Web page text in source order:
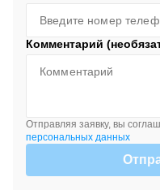
Комментарий
Отправляя заявку, вы
персональных данных